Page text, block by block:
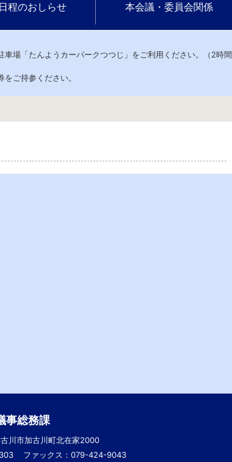
程のおしらせ 本会議・委員会関係
場「たんようカーパークつつじ」をご利用ください。（2時間
ご持参ください。
事総務課
川市加古川町北在家2000
ファックス：079-424-9043